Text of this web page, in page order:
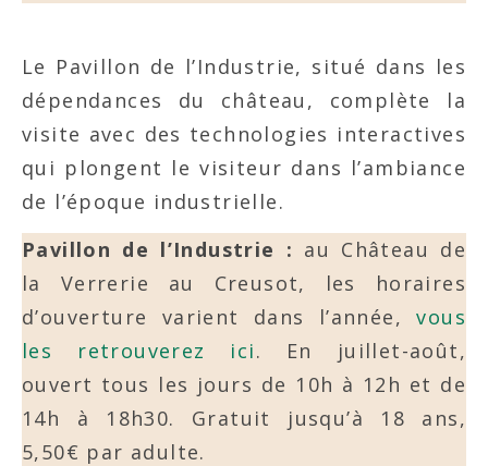
Le Pavillon de l’Industrie, situé dans les
dépendances du château, complète la
visite avec des technologies interactives
qui plongent le visiteur dans l’ambiance
de l’époque industrielle.
Pavillon de l’Industrie : au Château de
la Verrerie au Creusot, les horaires
d’ouverture varient dans l’année,vous
les retrouverez ici. En juillet-août,
ouvert tous les jours de 10h à 12h et de
14h à 18h30. Gratuit jusqu’à 18 ans,
5,50€ par adulte.